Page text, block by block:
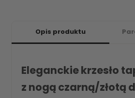
Opis produktu
Eleganckie krzesło
z nogą czarną/złotą